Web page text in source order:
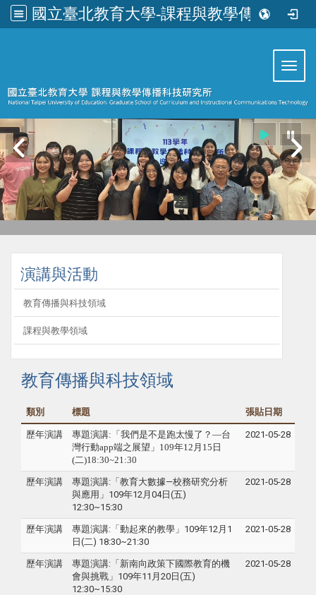
國立臺北教育大學-課程與教學傳播科技研究所
演講與活動
教育傳播與科技領域
課程與教學領域
教育傳播與科技領域
類別 標題 張貼日期
歷年演講 專題演講:「我們是不是跑太慢了？—台
灣行動app端之展望」 109年12月15日
(二)18:30~21:30
2021-05-28
歷年演講
專題演講:「教育大數據—校務研究分析
與應用」109年12月04日(五)
12:30~15:30
2021-05-28
歷年演講
專題演講:「動起來的教學」109年12月1
日(二) 18:30~21:30
2021-05-28
歷年演講
專題演講:「新南向政策下國際教育的機
會與挑戰」109年11月20日(五)
12:30~15:30
2021-05-28